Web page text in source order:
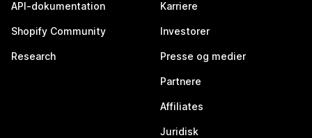
API-dokumentation
Shopify Community
Research
Karriere
Investorer
Presse og medier
Partnere
Affiliates
Juridisk